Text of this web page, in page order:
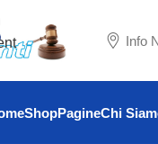
Info
ShopPagineChi